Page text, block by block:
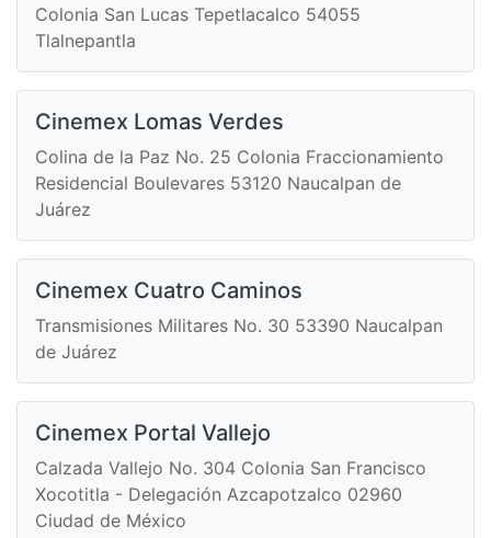
Colonia San Lucas Tepetlacalco 54055
Tlalnepantla
Cinemex Lomas Verdes
Colina de la Paz No. 25 Colonia Fraccionamiento
Residencial Boulevares 53120 Naucalpan de
Juárez
Cinemex Cuatro Caminos
Transmisiones Militares No. 30 53390 Naucalpan
de Juárez
Cinemex Portal Vallejo
Calzada Vallejo No. 304 Colonia San Francisco
Xocotitla - Delegación Azcapotzalco 02960
Ciudad de México